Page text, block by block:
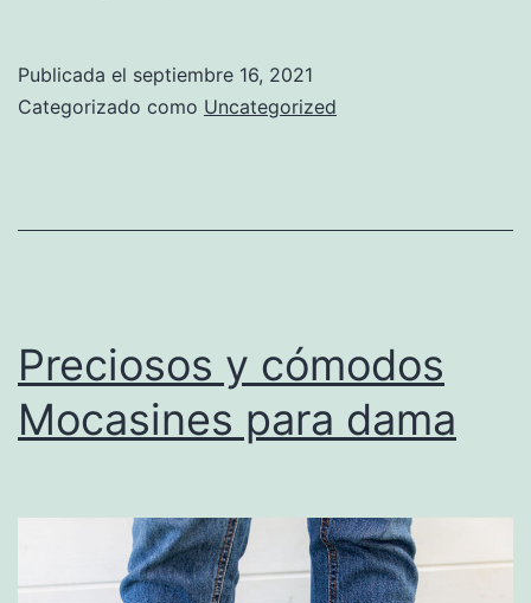
Bambas
Publicada el septiembre 16, 2021
Categorizado como Uncategorized
Preciosos y cómodos
Mocasines para dama